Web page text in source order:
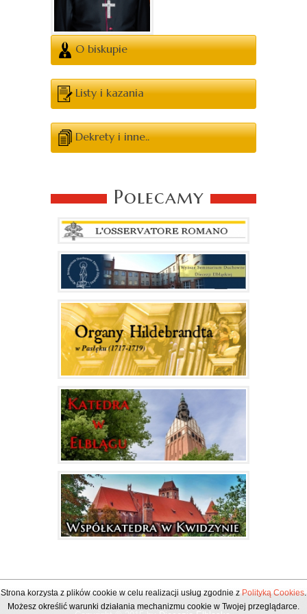
O biskupie
Listy i kazania
Dekrety i inne..
Polecamy
Strona korzysta z plików cookie w celu realizacji usług zgodnie zPolityką Cookies.
Możesz określić warunki działania mechanizmu cookie w Twojej przeglądarce.